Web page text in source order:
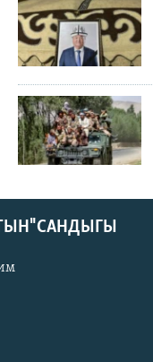
САНДЫГЫ